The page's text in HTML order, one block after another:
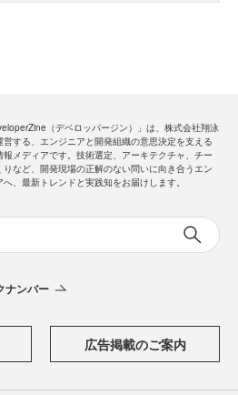
（デベロッパージン）」は、株式会社翔泳
営する、エンジニアと開発組織の意思決定を支える
報メディアです。技術選定、アーキテクチャ、チー
りなど、開発現場の正解のない問いに向き合うエン
へ、最新トレンドと実践知をお届けします。
ナンバー
広告掲載のご案内